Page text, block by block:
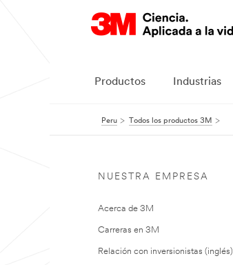
Productos Industrias
Peru Todos los productos 3M
NUESTRA EMPRESA
Acerca de 3M
Carreras en 3M
Relación con inversionistas (inglés)